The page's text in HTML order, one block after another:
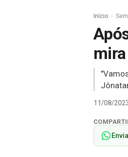
Início
11/08/